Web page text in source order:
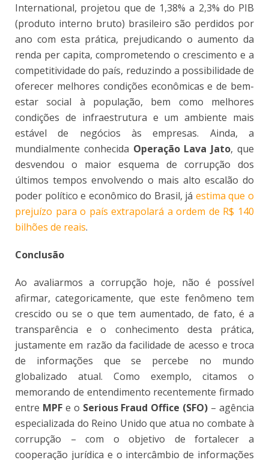
International, projetou que de 1,38% a 2,3% do PIB
(produto interno bruto) brasileiro são perdidos por
ano com esta prática, prejudicando o aumento da
renda per capita, comprometendo o crescimento e a
competitividade do país, reduzindo a possibilidade de
oferecer melhores condições econômicas e de bem-
estar social à população, bem como melhores
condições de infraestrutura e um ambiente mais
estável de negócios às empresas. Ainda, a
mundialmente conhecida Operação Lava Jato, que
desvendou o maior esquema de corrupção dos
últimos tempos envolvendo o mais alto escalão do
poder político e econômico do Brasil, já estima que o
prejuízo para o país extrapolará a ordem de R$ 140
bilhões de reais.
Conclusão
Ao avaliarmos a corrupção hoje, não é possível
afirmar, categoricamente, que este fenômeno tem
crescido ou se o que tem aumentado, de fato, é a
transparência e o conhecimento desta prática,
justamente em razão da facilidade de acesso e troca
de informações que se percebe no mundo
globalizado atual. Como exemplo, citamos o
memorando de entendimento recentemente firmado
entre MPFe o Serious Fraud Office (SFO) – agência
especializada do Reino Unido que atua no combate à
corrupção – com o objetivo de fortalecer a
cooperação jurídica e o intercâmbio de informações